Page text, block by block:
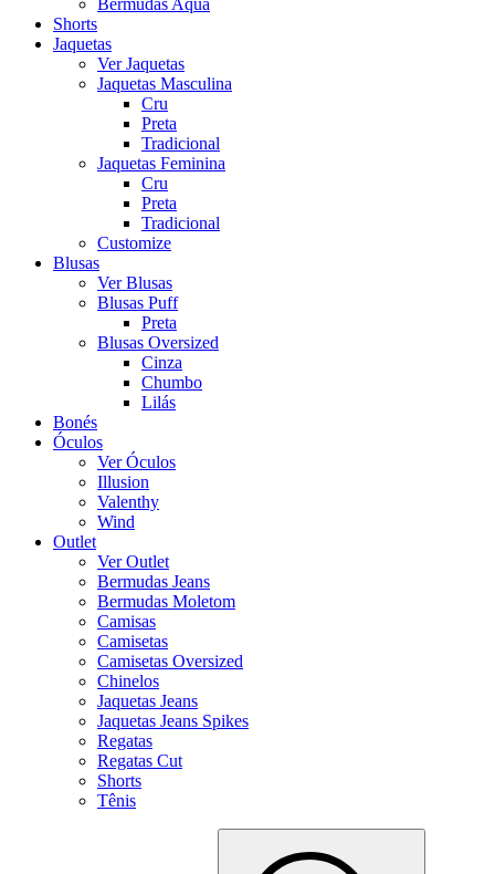
Bermudas Aqua
Shorts
Jaquetas
Ver Jaquetas
Jaquetas Masculina
Cru
Preta
Tradicional
Jaquetas Feminina
Cru
Preta
Tradicional
Customize
Blusas
Ver Blusas
Blusas Puff
Preta
Blusas Oversized
Cinza
Chumbo
Lilás
Bonés
Óculos
Ver Óculos
Illusion
Valenthy
Wind
Outlet
Ver Outlet
Bermudas Jeans
Bermudas Moletom
Camisas
Camisetas
Camisetas Oversized
Chinelos
Jaquetas Jeans
Jaquetas Jeans Spikes
Regatas
Regatas Cut
Shorts
Tênis